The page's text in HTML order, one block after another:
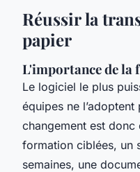
Réussir la
papier
L'importance de
Le logiciel le plus
équipes ne l’adoptent
changement est donc
formation ciblées, un
semaines, une